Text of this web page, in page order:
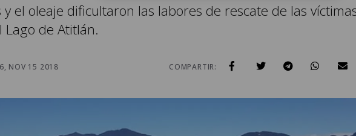
y el oleaje dificultaron las labores de rescate de las
de Atitlán.
NOV 15 2018 COMPARTIR: